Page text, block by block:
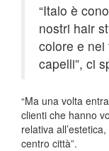
“Italo è
nostri hair
colore e
capelli”, ci
“Ma una volta
clienti che hanno
relativa
centro città”.